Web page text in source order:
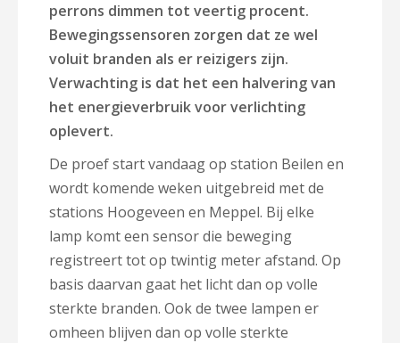
perrons dimmen tot veertig procent.
Bewegingssensoren zorgen dat ze wel
voluit branden als er reizigers zijn.
Verwachting is dat het een halvering van
het energieverbruik voor verlichting
oplevert.
De proef start vandaag op station Beilen en
wordt komende weken uitgebreid met de
stations Hoogeveen en Meppel. Bij elke
lamp komt een sensor die beweging
registreert tot op twintig meter afstand. Op
basis daarvan gaat het licht dan op volle
sterkte branden. Ook de twee lampen er
omheen blijven dan op volle sterkte